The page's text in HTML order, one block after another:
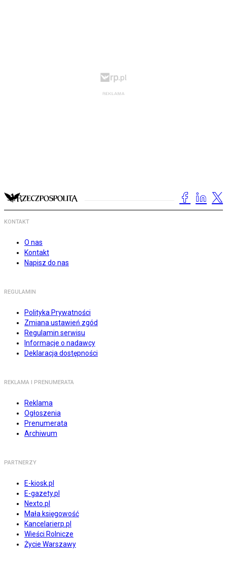
KONTAKT
O nas
Kontakt
Napisz do nas
REGULAMIN
Polityka Prywatności
Zmiana ustawień zgód
Regulamin serwisu
Informacje o nadawcy
Deklaracja dostępności
REKLAMA I PRENUMERATA
Reklama
Ogłoszenia
Prenumerata
Archiwum
PARTNERZY
E-kiosk.pl
E-gazety.pl
Nexto.pl
Mała księgowość
Kancelarierp.pl
Wieści Rolnicze
Życie Warszawy